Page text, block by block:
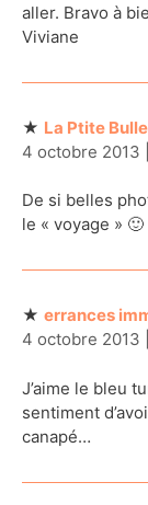
aller. Bravo à
Viviane
La Ptite
4 octobre 2013
De si belles
le « voyage »
errances
4 octobre 2013
J’aime le bleu
sentiment
canapé…